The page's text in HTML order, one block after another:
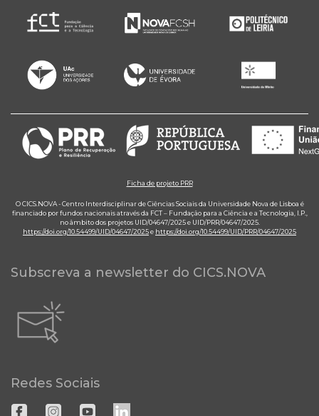
Ficha de projeto PRR
O CICS.NOVA - Centro Interdisciplinar de Ciências Sociais da Universidade Nova de Lisboa é
financiado por fundos nacionais através da FCT – Fundação para a Ciência e a Tecnologia, I.P.,
no âmbito dos projetos UID/04647/2025 e UID/PRR/04647/2025.
https://doi.org/10.54499/UID/04647/2025e https://doi.org/10.54499/UID/PRR/04647/2025
Subscreva a newsletter do CICS.NOVA
Redes Sociais